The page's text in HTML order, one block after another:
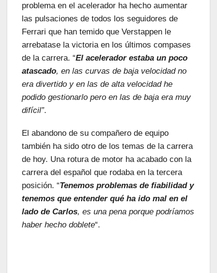
problema en el acelerador ha hecho aumentar
las pulsaciones de todos los seguidores de
Ferrari que han temido que Verstappen le
arrebatase la victoria en los últimos compases
de la carrera. “El acelerador estaba un poco
atascado, en las curvas de baja velocidad no
era divertido y en las de alta velocidad he
podido gestionarlo pero en las de baja era muy
difícil”.
El abandono de su compañero de equipo
también ha sido otro de los temas de la carrera
de hoy. Una rotura de motor ha acabado con la
carrera del español que rodaba en la tercera
posición. “Tenemos problemas de fiabilidad y
tenemos que entender qué ha ido mal en el
lado de Carlos, es una pena porque podríamos
haber hecho doblete“.